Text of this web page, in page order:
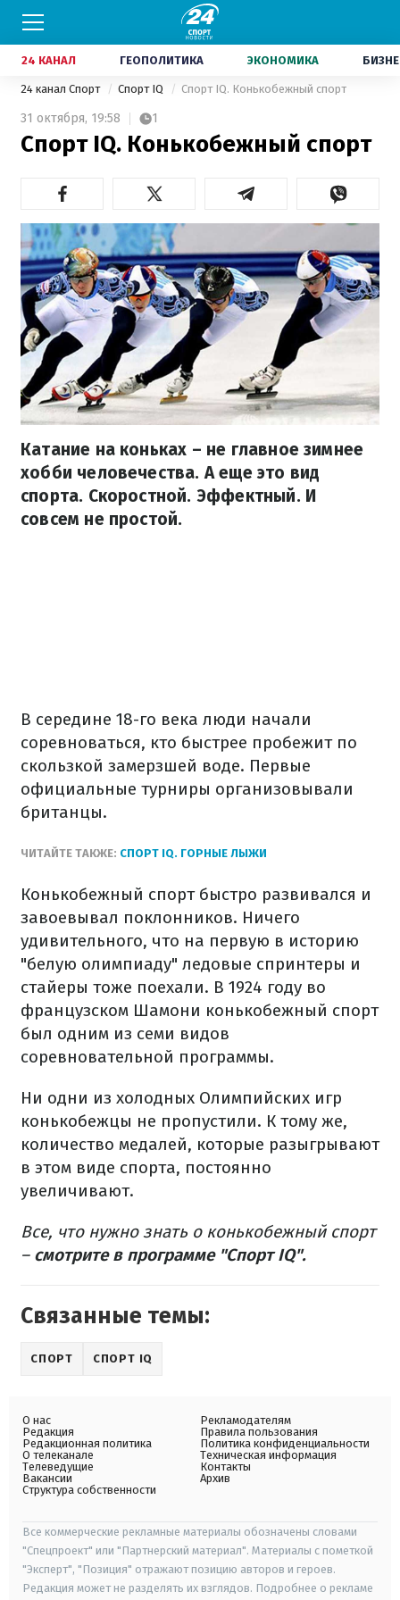
24 КАНАЛ ГЕОПОЛИТИКА ЭКОНОМИКА
24 канал Спорт Спорт IQ Спорт IQ. Конькобежный спорт
31 октября, 19:58 1
Спорт IQ. Конькобежный спорт
Катание на коньках – не главное зимнее
хобби человечества. А еще это вид
спорта. Скоростной. Эффектный. И
совсем не простой.
В середине 18-го века люди начали
соревноваться, кто быстрее пробежит по
скользкой замерзшей воде. Первые
официальные турниры организовывали
британцы.
ЧИТАЙТЕ ТАКЖЕ: СПОРТ IQ. ГОРНЫЕ ЛЫЖИ
Конькобежный спорт быстро развивался и
завоевывал поклонников. Ничего
удивительного, что на первую в историю
"белую олимпиаду" ледовые спринтеры и
стайеры тоже поехали. В 1924 году во
французском Шамони конькобежный спорт
был одним из семи видов
соревновательной программы.
Ни одни из холодных Олимпийских игр
конькобежцы не пропустили. К тому же,
количество медалей, которые разыгрывают
в этом виде спорта, постоянно
увеличивают.
Все, что нужно знать о конькобежный спорт
–смотрите в программе "Спорт IQ".
Связанные темы:
СПОРТ СПОРТ IQ
О нас
Редакция
Редакционная политика
О телеканале
Телеведущие
Вакансии
Структура собственности
Рекламодателям
Правила пользования
Политика конфиденциальности
Техническая информация
Контакты
Архив
Все коммерческие рекламные материалы обозначены словами
"Спецпроект" или "Партнерский материал". Материалы с пометкой
"Эксперт", "Позиция" отражают позицию авторов и героев.
Редакция может не разделять их взглядов. Подробнее о рекламе